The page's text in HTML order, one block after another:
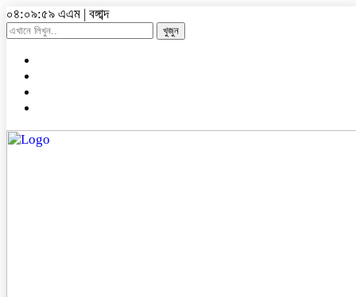
০৪:১০:০০ এএম | বঙ্গাব্দ
খুজুন